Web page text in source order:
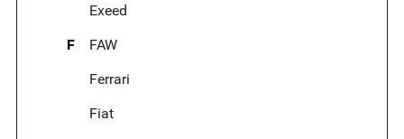
Exeed
F
FAW
Ferrari
Fiat